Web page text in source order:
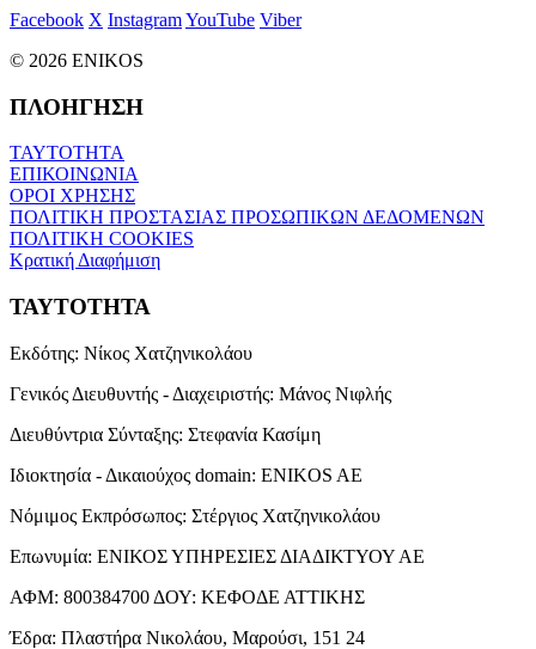
Facebook X InstagramYouTube Viber
© 2026 ENIKOS
ΠΛΟΗΓΗΣΗ
ΤΑΥΤΟΤΗΤΑ
ΕΠΙΚΟΙΝΩΝΙΑ
ΟΡΟΙ ΧΡΗΣΗΣ
ΠΟΛΙΤΙΚΗ ΠΡΟΣΤΑΣΙΑΣ ΠΡΟΣΩΠΙΚΩΝ ΔΕΔΟΜΕΝΩΝ
ΠΟΛΙΤΙΚΗ COOKIES
Κρατική Διαφήμιση
ΤΑΥΤΟΤΗΤΑ
Εκδότης: Νίκος Χατζηνικολάου
Γενικός Διευθυντής - Διαχειριστής: Μάνος Νιφλής
Διευθύντρια Σύνταξης: Στεφανία Κασίμη
Ιδιοκτησία - Δικαιούχος domain: ENIKOS AE
Νόμιμος Εκπρόσωπος: Στέργιος Χατζηνικολάου
Επωνυμία: ΕΝΙΚΟΣ ΥΠΗΡΕΣΙΕΣ ΔΙΑΔΙΚΤΥΟΥ ΑΕ
ΑΦΜ: 800384700 ΔΟΥ: ΚΕΦΟΔΕ ΑΤΤΙΚΗΣ
Έδρα: Πλαστήρα Νικολάου, Μαρούσι, 151 24